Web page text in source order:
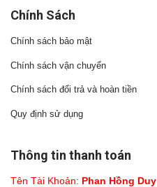
Chính Sách
Chính sách bảo mật
Chính sách vận chuyển
Chính sách đổi trả và hoàn tiền
Quy định sử dụng
Thông tin thanh toán
Tên Tài Khoản: Phan Hồng Duy